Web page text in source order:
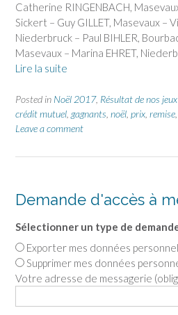
Catherine RINGENBACH,
Sickert – Guy GILLET, Masevaux –
Niederbruck – Paul BIHLER,
Masevaux – Marina EHRET,
Lire la suite
Posted in Noël 2017, Résultat de nos
crédit mutuel gagnants noël prix remise
Leave a comment
Demande d'accès à
Sélectionner un type de
Exporter mes données
Supprimer mes données
Votre adresse de messagerie